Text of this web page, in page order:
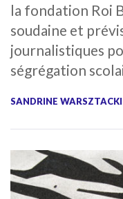
la fondation Roi
soudaine et
journalistiques
ségrégation
SANDRINE WARSZTACKI